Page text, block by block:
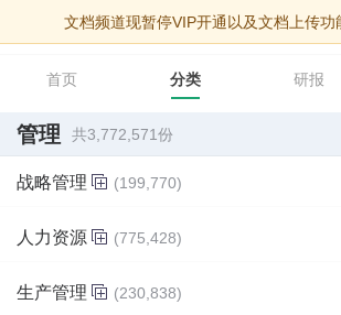
文档频道现暂停VIP开通以及文档上传功
智库文档
首页 分类 研报
管理 共3,772,571份
战略管理 (199,770)
人力资源 (775,428)
生产管理 (230,838)